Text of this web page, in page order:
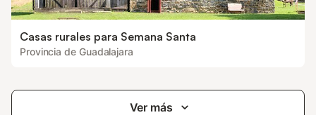
Casas rurales para Semana Santa
Provincia de Guadalajara
Ver más